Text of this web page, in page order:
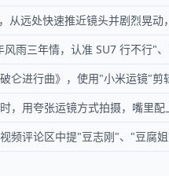
从远处快速推近镜头并剧烈晃动
雨三年情，认准 SU7 行不行"
仑进行曲》，使用"小米运镜"剪
，用夸张运镜方式拍摄，嘴里
频评论区中提"豆志刚"、"豆腐